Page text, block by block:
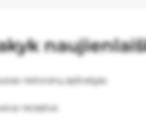
restoranų apžvalgas
receptus